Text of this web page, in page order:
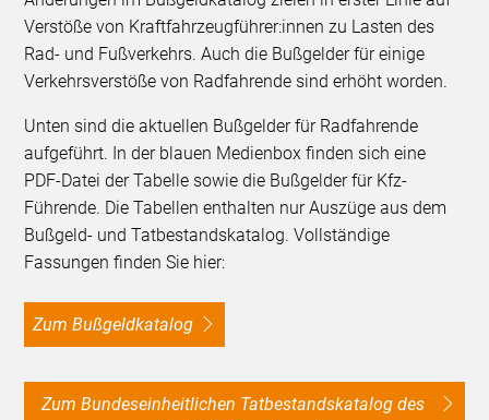
Verstöße von Kraftfahrzeugführer:innen zu Lasten des
Rad- und Fußverkehrs. Auch die Bußgelder für einige
Verkehrsverstöße von Radfahrende sind erhöht worden.
Unten sind die aktuellen Bußgelder für Radfahrende
aufgeführt. In der blauen Medienbox finden sich eine
PDF-Datei der Tabelle sowie die Bußgelder für Kfz-
Führende. Die Tabellen enthalten nur Auszüge aus dem
Bußgeld- und Tatbestandskatalog. Vollständige
Fassungen finden Sie hier:
Zum Bußgeldkatalog
Zum Bundeseinheitlichen Tatbestandskatalog des